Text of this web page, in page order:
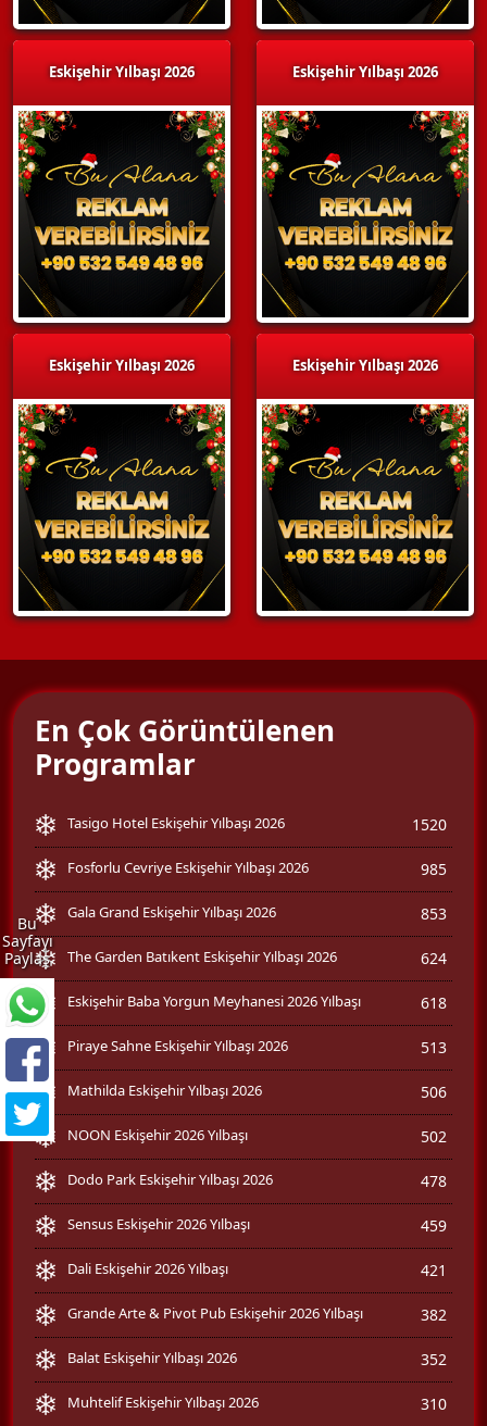
Eskişehir Yılbaşı 2026
Eskişehir Yılbaşı 2026
Eskişehir Yılbaşı 2026
Eskişehir Yılbaşı 2026
Bu
Sayfayı
Paylaş
En Çok Görüntülenen
Programlar
Tasigo Hotel Eskişehir Yılbaşı 2026 1520
Fosforlu Cevriye Eskişehir Yılbaşı 2026 985
Gala Grand Eskişehir Yılbaşı 2026 853
The Garden Batıkent Eskişehir Yılbaşı 2026 624
Eskişehir Baba Yorgun Meyhanesi 2026 Yılbaşı 618
Piraye Sahne Eskişehir Yılbaşı 2026 513
Mathilda Eskişehir Yılbaşı 2026 506
NOON Eskişehir 2026 Yılbaşı 502
Dodo Park Eskişehir Yılbaşı 2026 478
Sensus Eskişehir 2026 Yılbaşı 459
Dali Eskişehir 2026 Yılbaşı 421
Grande Arte & Pivot Pub Eskişehir 2026 Yılbaşı 382
Balat Eskişehir Yılbaşı 2026 352
Muhtelif Eskişehir Yılbaşı 2026 310